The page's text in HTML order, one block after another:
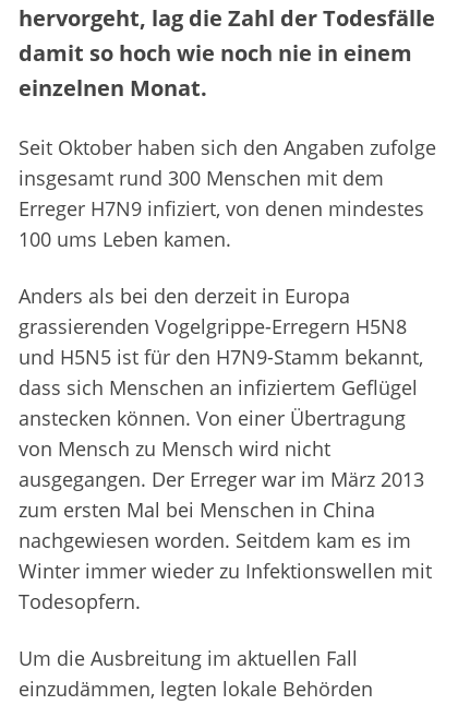
hervorgeht, lag die Zahl der Todesfälle
damit so hoch wie noch nie in einem
einzelnen Monat.
Seit Oktober haben sich den Angaben zufolge
insgesamt rund 300 Menschen mit dem
Erreger H7N9 infiziert, von denen mindestes
100 ums Leben kamen.
Anders als bei den derzeit in Europa
grassierenden Vogelgrippe-Erregern H5N8
und H5N5 ist für den H7N9-Stamm bekannt,
dass sich Menschen an infiziertem Geflügel
anstecken können. Von einer Übertragung
von Mensch zu Mensch wird nicht
ausgegangen. Der Erreger war im März 2013
zum ersten Mal bei Menschen in China
nachgewiesen worden. Seitdem kam es im
Winter immer wieder zu Infektionswellen mit
Todesopfern.
Um die Ausbreitung im aktuellen Fall
einzudämmen, legten lokale Behörden